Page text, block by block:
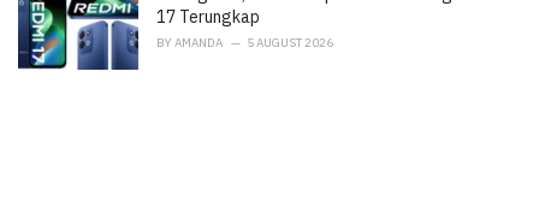
17 Terungkap
BY AMANDA 5 AUGUST 2026